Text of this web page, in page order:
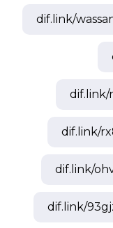
dif.link/
dif.link/
dif.link/
dif.link/
dif.link/